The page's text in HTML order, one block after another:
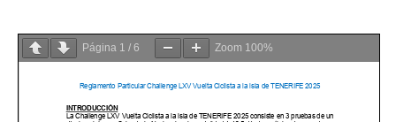
Página 1 / 6 Zoom 100%